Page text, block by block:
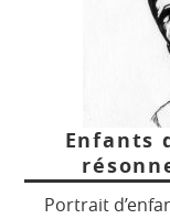
Enfants
Portrait